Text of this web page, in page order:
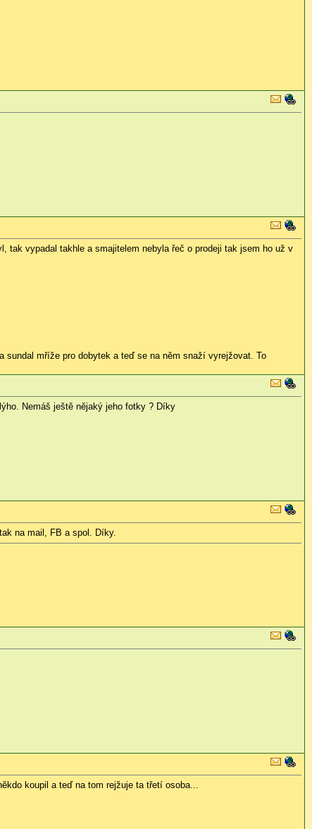
tak vypadal takhle a smajitelem nebyla řeč o prodeji tak jsem ho už v
mříže pro dobytek a teď se na něm snaží vyrejžovat. To
Nemáš ještě nějaký jeho fotky ? Díky
na mail, FB a spol. Díky.
koupil a teď na tom rejžuje ta třetí osoba...